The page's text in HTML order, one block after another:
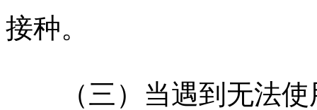
接种。
（三）当遇到无法使